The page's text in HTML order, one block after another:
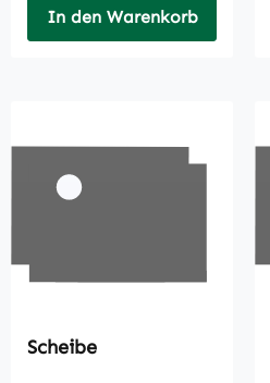
In den Warenkorb
Scheibe